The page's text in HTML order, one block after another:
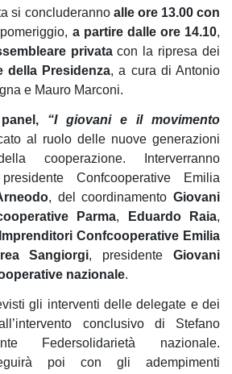
si concluderanno alle ore 13.00 con
a partire dalle ore 14.10,
privatacon la ripresa dei
della Presidenza, a cura di Antonio
e Mauro Marconi.
“I giovani e il movimento
al ruolo delle nuove generazioni
cooperazione. Interverranno
Confcooperative Emilia
, del coordinamentoGiovani
Parma, Eduardo Raia,
Confcooperative Emilia
Sangiorgi, presidenteGiovani
nazionale.
gli interventi delle delegate e dei
conclusivo di Stefano
Federsolidarietà nazionale.
poi con gli adempimenti